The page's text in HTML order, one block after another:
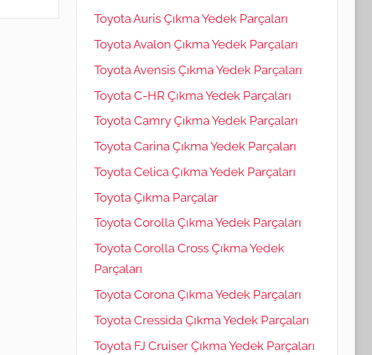
Toyota Auris Çıkma Yedek Parçaları
Toyota Avalon Çıkma Yedek Parçaları
Toyota Avensis Çıkma Yedek Parçaları
Toyota C-HR Çıkma Yedek Parçaları
Toyota Camry Çıkma Yedek Parçaları
Toyota Carina Çıkma Yedek Parçaları
Toyota Celica Çıkma Yedek Parçaları
Toyota Çıkma Parçalar
Toyota Corolla Çıkma Yedek Parçaları
Toyota Corolla Cross Çıkma Yedek
Parçaları
Toyota Corona Çıkma Yedek Parçaları
Toyota Cressida Çıkma Yedek Parçaları
Toyota FJ Cruiser Çıkma Yedek Parçaları